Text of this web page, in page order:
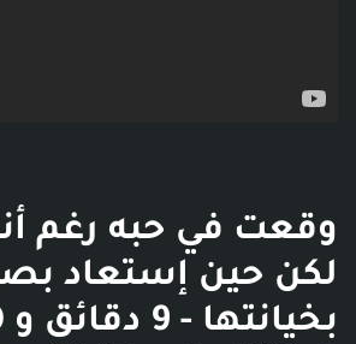
وقعت في حبه رغم
لكن حين إستعاد